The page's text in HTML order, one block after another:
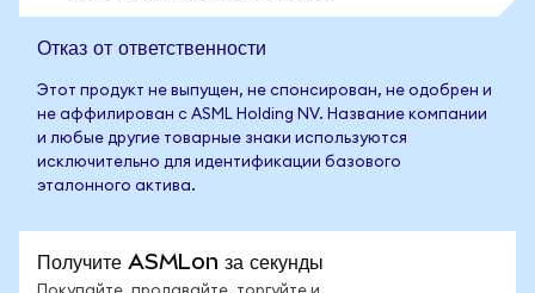
Отказ от ответственности
Этот продукт не выпущен, не спонсирован, не одобрен и
не аффилирован с ASML Holding NV. Название компании
и любые другие товарные знаки используются
исключительно для идентификации базового
эталонного актива.
Получите ASMLon за секунды